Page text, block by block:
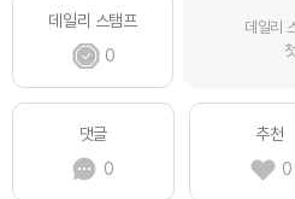
데일리 스탬프
0
데일리
댓글
0
추천
0